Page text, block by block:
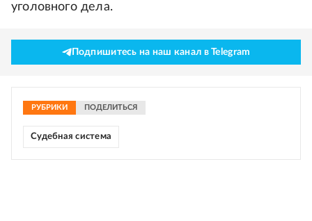
уголовного дела.
Подпишитесь на наш канал в Telegram
РУБРИКИ ПОДЕЛИТЬСЯ
Судебная система